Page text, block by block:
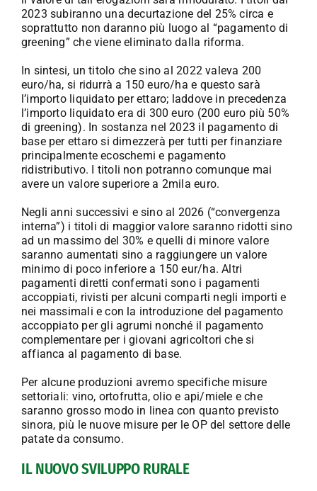
2023 subiranno una decurtazione del 25% circa e
soprattutto non daranno più luogo al “pagamento di
greening” che viene eliminato dalla riforma.
In sintesi, un titolo che sino al 2022 valeva 200
euro/ha, si ridurrà a 150 euro/ha e questo sarà
l’importo liquidato per ettaro; laddove in precedenza
l’importo liquidato era di 300 euro (200 euro più 50%
di greening). In sostanza nel 2023 il pagamento di
base per ettaro si dimezzerà per tutti per finanziare
principalmente ecoschemi e pagamento
ridistributivo. I titoli non potranno comunque mai
avere un valore superiore a 2mila euro.
Negli anni successivi e sino al 2026 (“convergenza
interna”) i titoli di maggior valore saranno ridotti sino
ad un massimo del 30% e quelli di minore valore
saranno aumentati sino a raggiungere un valore
minimo di poco inferiore a 150 eur/ha. Altri
pagamenti diretti confermati sono i pagamenti
accoppiati, rivisti per alcuni comparti negli importi e
nei massimali e con la introduzione del pagamento
accoppiato per gli agrumi nonché il pagamento
complementare per i giovani agricoltori che si
affianca al pagamento di base.
Per alcune produzioni avremo specifiche misure
settoriali: vino, ortofrutta, olio e api/miele e che
saranno grosso modo in linea con quanto previsto
sinora, più le nuove misure per le OP del settore delle
patate da consumo.
IL NUOVO SVILUPPO RURALE